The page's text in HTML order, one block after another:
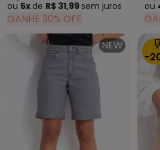
ou 5x de R$ 31,99 sem juros
GANHE 30% OFF
ou
NEW
-